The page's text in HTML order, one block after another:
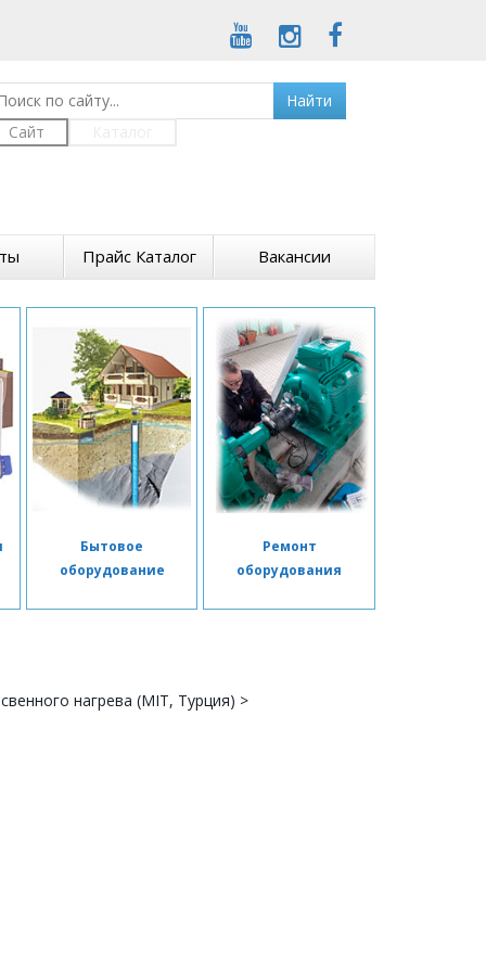
Найти
Сайт
Прайс Каталог Вакансии
Бытовое
оборудование
Ремонт
оборудования
нагрева (MIT, Турция) >